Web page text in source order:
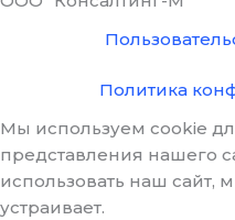
Политика
Мы используем cookie
представления нашего
использовать наш сайт,
устраивает.